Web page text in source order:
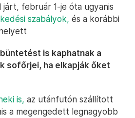
járt, február 1-je óta ugyanis
szabályok, és a korábbi
is kaphatnak a
sofőrjei, ha elkapják őket
is, az utánfutón szállított
a megengedett legnagyobb